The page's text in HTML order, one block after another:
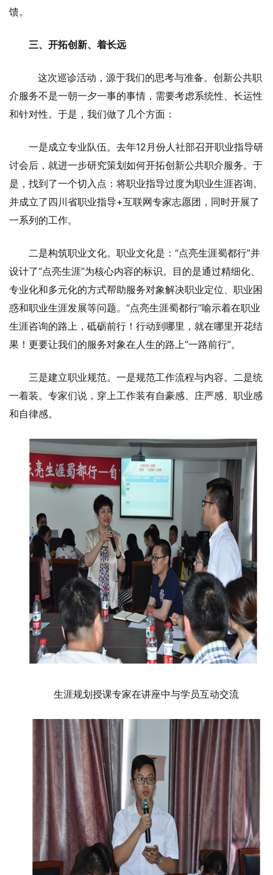
馈。
三、开拓创新、着长远
这次巡诊活动，源于我们的思考与准备。创新公共职
介服务不是一朝一夕一事的事情，需要考虑系统性、长运性
和针对性。于是，我们做了几个方面：
一是成立专业队伍。去年12月份人社部召开职业指导研
讨会后，就进一步研究策划如何开拓创新公共职介服务。于
是，找到了一个切入点：将职业指导过度为职业生涯咨询。
并成立了四川省职业指导+互联网专家志愿团，同时开展了
一系列的工作。
二是构筑职业文化。职业文化是：“点亮生涯蜀都行”并
设计了“点亮生涯”为核心内容的标识。目的是通过精细化、
专业化和多元化的方式帮助服务对象解决职业定位、职业困
惑和职业生涯发展等问题。“点亮生涯蜀都行”喻示着在职业
生涯咨询的路上，砥砺前行！行动到哪里，就在哪里开花结
果！更要让我们的服务对象在人生的路上“一路前行”。
三是建立职业规范。一是规范工作流程与内容。二是统
一着装。专家们说，穿上工作装有自豪感、庄严感、职业感
和自律感。
生涯规划授课专家在讲座中与学员互动交流